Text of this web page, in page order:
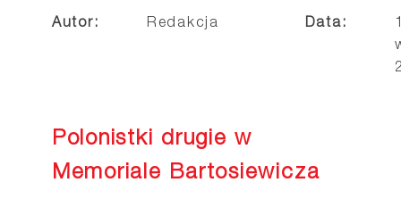
Autor: Redakcja Data:
Polonistki drugie w
Memoriale Bartosiewicza